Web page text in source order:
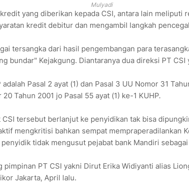
Mulyadi
yang diberikan kepada CSI, antara lain meliputi
kredit debitur dan mengambil langkah
tersangka dari hasil pengembangan para
bundar" Kejakgung. Diantaranya dua direksi PT
Pasal 2 ayat (1) dan Pasal 3 UU Nomor 31
Tahun 2001 jo Pasal 55 ayat (1) ke-1 KUHP.
tersebut berlanjut ke penyidikan tak bisa
mengkritisi bahkan sempat mempraperadilankan
tidak mengusut pejabat bank Mandiri
pimpinan PT CSI yakni Dirut Erika Widiyanti alias
Jakarta, April lalu.